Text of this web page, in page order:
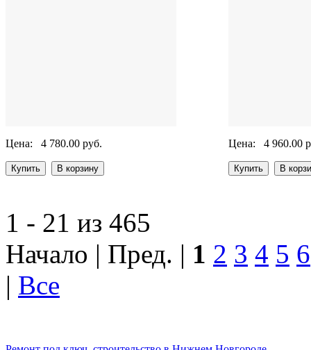
Цена: 4 780.00 руб. Цена: 4 960.00
1 - 21 из 465
Начало | Пред. | 1 2 3 4 5 6
| Все